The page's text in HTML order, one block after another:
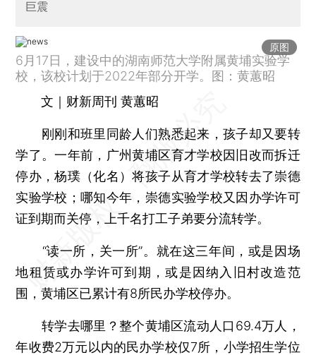
巨震
原图
6月17日，建设中的湖南师范大学附属黄埔实验学
校，该校计划于2022年部分开学。图：黄蕙昭
文｜财新周刊 黄蕙昭
刚刚和班里同龄人们熟悉起来，孩子却又要转
学了。一年前，广州黄埔区育才学校因旧改而拆迁
停办，杨璞（化名）将孩子从育才学校转去了崇德
实验学校；哪知今年，崇德实验学校又因办学许可
证到期而关停，上千名打工子弟要分流转学。
“读一所，关一所”。就在这三年间，或是因场
地租赁或办学许可到期，或是因纳入旧村改造范
围，黄埔区已累计有8所民办学校停办。
转学去哪里？整个黄埔区流动人口69.4万人，
年收费2万元以内的民办学校仅7所，小学招生学位